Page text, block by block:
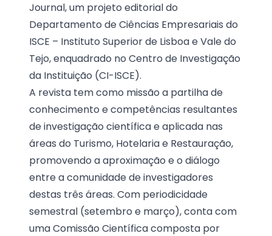
Journal, um projeto editorial do
Departamento de Ciências Empresariais do
ISCE – Instituto Superior de Lisboa e Vale do
Tejo, enquadrado no Centro de Investigação
da Instituição (CI-ISCE).
A revista tem como missão a partilha de
conhecimento e competências resultantes
de investigação científica e aplicada nas
áreas do Turismo, Hotelaria e Restauração,
promovendo a aproximação e o diálogo
entre a comunidade de investigadores
destas três áreas. Com periodicidade
semestral (setembro e março), conta com
uma Comissão Científica composta por